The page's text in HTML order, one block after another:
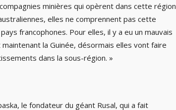
minières qui opèrent dans cette région
elles ne comprennent pas cette
francophones. Pour elles, il y a eu un mauvais
la Guinée, désormais elles vont faire
dans la sous-région. »
le fondateur du géant Rusal, qui a fait